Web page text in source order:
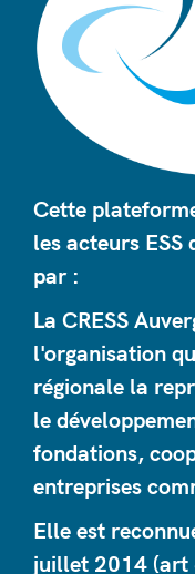
Cette
les acteurs ESS
par :
La CRESS
l'organisation
régionale la
le
fondations,
entreprises
Elle est
juillet 2014 (art